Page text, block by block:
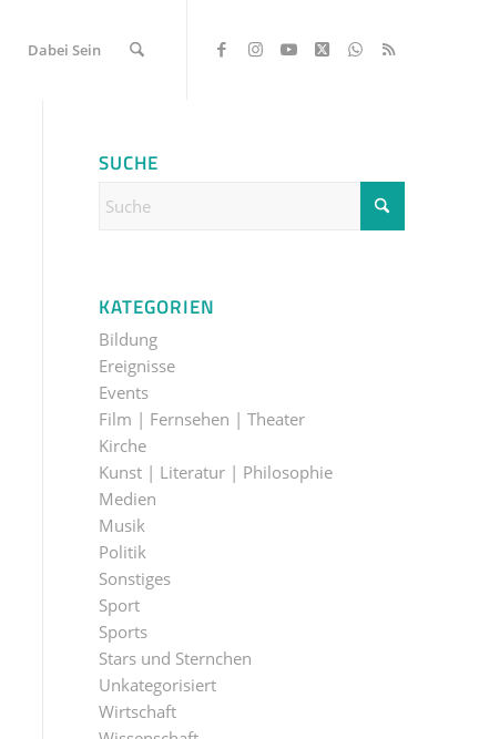
Dabei Sein
SUCHE
KATEGORIEN
Bildung
Ereignisse
Events
Film | Fernsehen | Theater
Kirche
Kunst | Literatur | Philosophie
Medien
Musik
Politik
Sonstiges
Sport
Sports
Stars und Sternchen
Unkategorisiert
Wirtschaft